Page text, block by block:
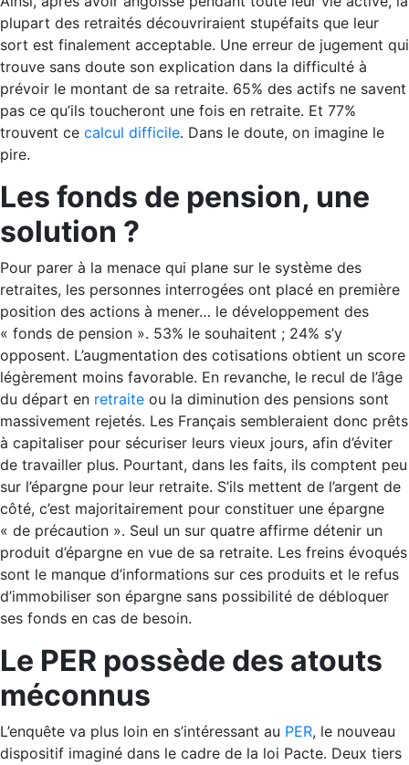
plupart des retraités découvriraient stupéfaits que leur
sort est finalement acceptable. Une erreur de jugement qui
trouve sans doute son explication dans la difficulté à
prévoir le montant de sa retraite. 65% des actifs ne savent
pas ce qu’ils toucheront une fois en retraite. Et 77%
trouvent ce calcul difficile. Dans le doute, on imagine le
pire.
Les fonds de pension, une
solution ?
Pour parer à la menace qui plane sur le système des
retraites, les personnes interrogées ont placé en première
position des actions à mener… le développement des
« fonds de pension ». 53% le souhaitent ; 24% s’y
opposent. L’augmentation des cotisations obtient un score
légèrement moins favorable. En revanche, le recul de l’âge
du départ en retraite ou la diminution des pensions sont
massivement rejetés. Les Français sembleraient donc prêts
à capitaliser pour sécuriser leurs vieux jours, afin d’éviter
de travailler plus. Pourtant, dans les faits, ils comptent peu
sur l’épargne pour leur retraite. S’ils mettent de l’argent de
côté, c’est majoritairement pour constituer une épargne
« de précaution ». Seul un sur quatre affirme détenir un
produit d’épargne en vue de sa retraite. Les freins évoqués
sont le manque d’informations sur ces produits et le refus
d’immobiliser son épargne sans possibilité de débloquer
ses fonds en cas de besoin.
Le PER possède des atouts
méconnus
L’enquête va plus loin en s’intéressant au PER, le nouveau
dispositif imaginé dans le cadre de la loi Pacte. Deux tiers